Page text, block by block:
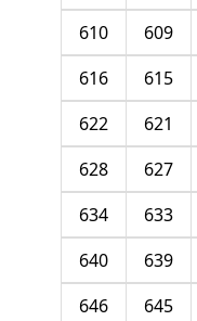
609
610
615
616
621
622
627
628
633
634
639
640
645
646